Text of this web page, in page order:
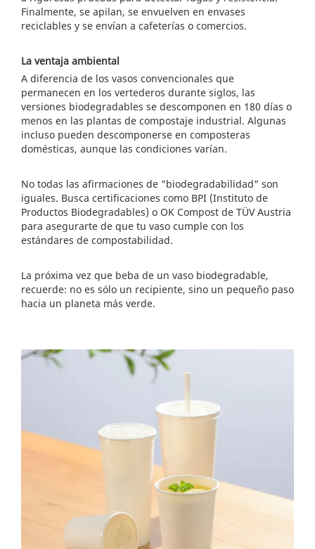
Finalmente, se apilan, se envuelven en envases
reciclables y se envían a cafeterías o comercios.
La ventaja ambiental
A diferencia de los vasos convencionales que
permanecen en los vertederos durante siglos, las
versiones biodegradables se descomponen en 180 días o
menos en las plantas de compostaje industrial. Algunas
incluso pueden descomponerse en composteras
domésticas, aunque las condiciones varían.
No todas las afirmaciones de "biodegradabilidad" son
iguales. Busca certificaciones como BPI (Instituto de
Productos Biodegradables) o OK Compost de TÜV Austria
para asegurarte de que tu vaso cumple con los
estándares de compostabilidad.
La próxima vez que beba de un vaso biodegradable,
recuerde: no es sólo un recipiente, sino un pequeño paso
hacia un planeta más verde.